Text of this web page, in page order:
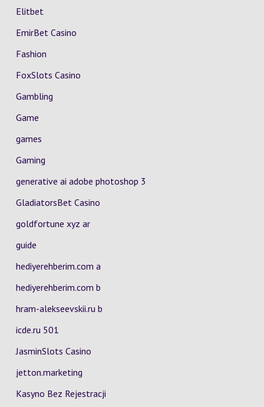
Elitbet
EmirBet Casino
Fashion
FoxSlots Casino
Gambling
Game
games
Gaming
generative ai adobe photoshop 3
GladiatorsBet Casino
goldfortune xyz ar
guide
hediyerehberim.com a
hediyerehberim.com b
hram-alekseevskii.ru b
icde.ru 501
JasminSlots Casino
jetton.marketing
Kasyno Bez Rejestracji